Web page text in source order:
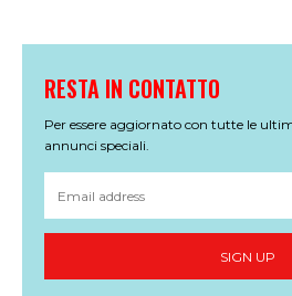
RESTA IN CONTATTO
Per essere aggiornato con tutte le
annunci speciali.
SIGN UP